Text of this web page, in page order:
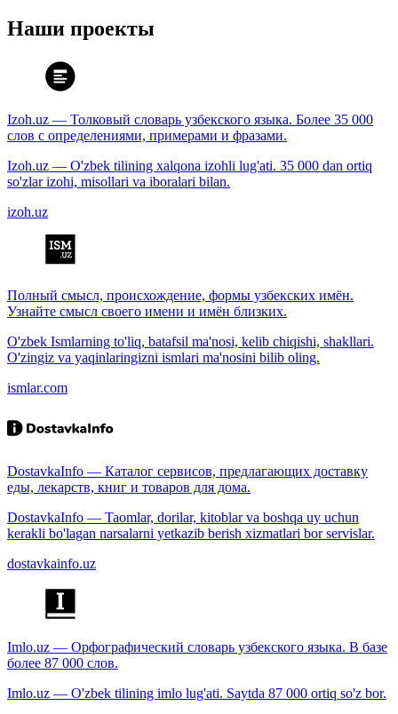
Наши проекты
Izoh.uz — Толковый словарь узбекского языка. Более 35 000
слов с определениями, примерами и фразами.
Izoh.uz — O'zbek tilining xalqona izohli lug'ati. 35 000 dan ortiq
so'zlar izohi, misollari va iboralari bilan.
izoh.uz
Полный смысл, происхождение, формы узбекских имён.
Узнайте смысл своего имени и имён близких.
O'zbek Ismlarning to'liq, batafsil ma'nosi, kelib chiqishi, shakllari.
O'zingiz va yaqinlaringizni ismlari ma'nosini bilib oling.
ismlar.com
DostavkaInfo — Каталог сервисов, предлагающих доставку
еды, лекарств, книг и товаров для дома.
DostavkaInfo — Taomlar, dorilar, kitoblar va boshqa uy uchun
kerakli bo'lagan narsalarni yetkazib berish xizmatlari bor servislar.
dostavkainfo.uz
Imlo.uz — Орфографический словарь узбекского языка. В базе
более 87 000 слов.
Imlo.uz — O'zbek tilining imlo lug'ati. Saytda 87 000 ortiq so'z bor.